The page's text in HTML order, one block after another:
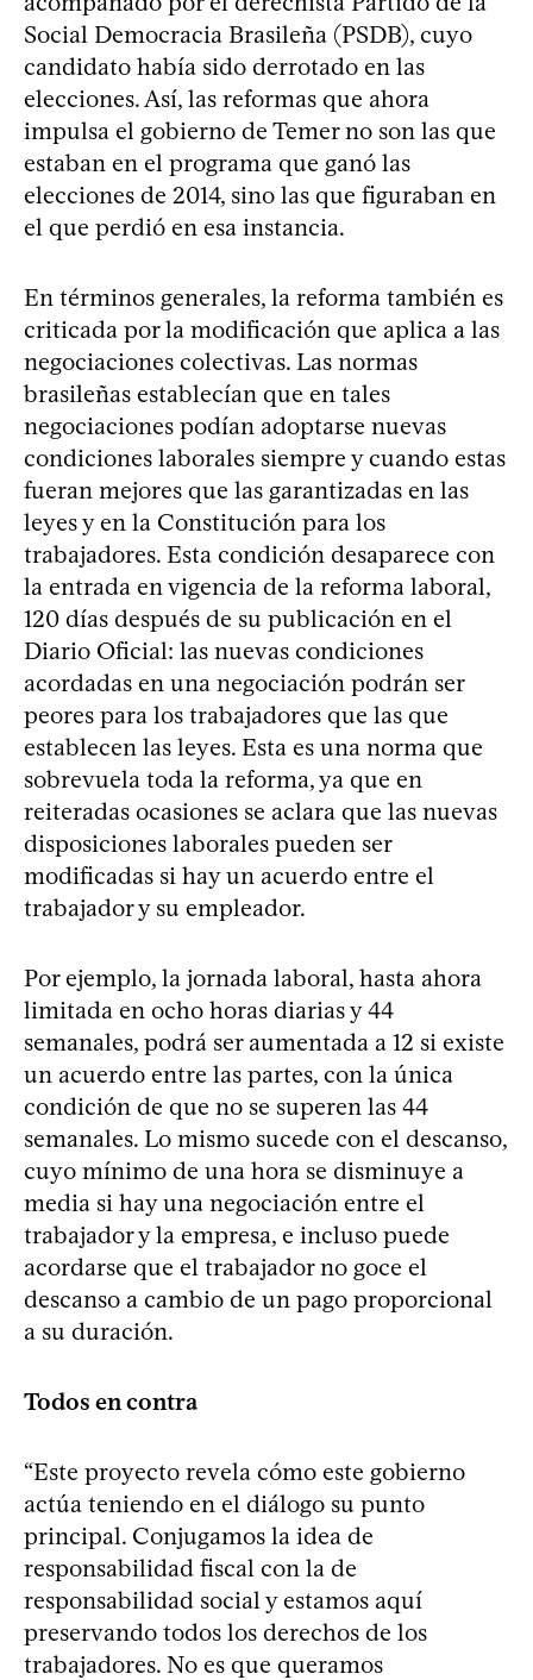
Social Democracia Brasileña (PSDB), cuyo
candidato había sido derrotado en las
elecciones. Así, las reformas que ahora
impulsa el gobierno de Temer no son las que
estaban en el programa que ganó las
elecciones de 2014, sino las que figuraban en
el que perdió en esa instancia.
En términos generales, la reforma también es
criticada por la modificación que aplica a las
negociaciones colectivas. Las normas
brasileñas establecían que en tales
negociaciones podían adoptarse nuevas
condiciones laborales siempre y cuando estas
fueran mejores que las garantizadas en las
leyes y en la Constitución para los
trabajadores. Esta condición desaparece con
la entrada en vigencia de la reforma laboral,
120 días después de su publicación en el
Diario Oficial: las nuevas condiciones
acordadas en una negociación podrán ser
peores para los trabajadores que las que
establecen las leyes. Esta es una norma que
sobrevuela toda la reforma, ya que en
reiteradas ocasiones se aclara que las nuevas
disposiciones laborales pueden ser
modificadas si hay un acuerdo entre el
trabajador y su empleador.
Por ejemplo, la jornada laboral, hasta ahora
limitada en ocho horas diarias y 44
semanales, podrá ser aumentada a 12 si existe
un acuerdo entre las partes, con la única
condición de que no se superen las 44
semanales. Lo mismo sucede con el descanso,
cuyo mínimo de una hora se disminuye a
media si hay una negociación entre el
trabajador y la empresa, e incluso puede
acordarse que el trabajador no goce el
descanso a cambio de un pago proporcional
a su duración.
Todos en contra
“Este proyecto revela cómo este gobierno
actúa teniendo en el diálogo su punto
principal. Conjugamos la idea de
responsabilidad fiscal con la de
responsabilidad social y estamos aquí
preservando todos los derechos de los
trabajadores. No es que queramos